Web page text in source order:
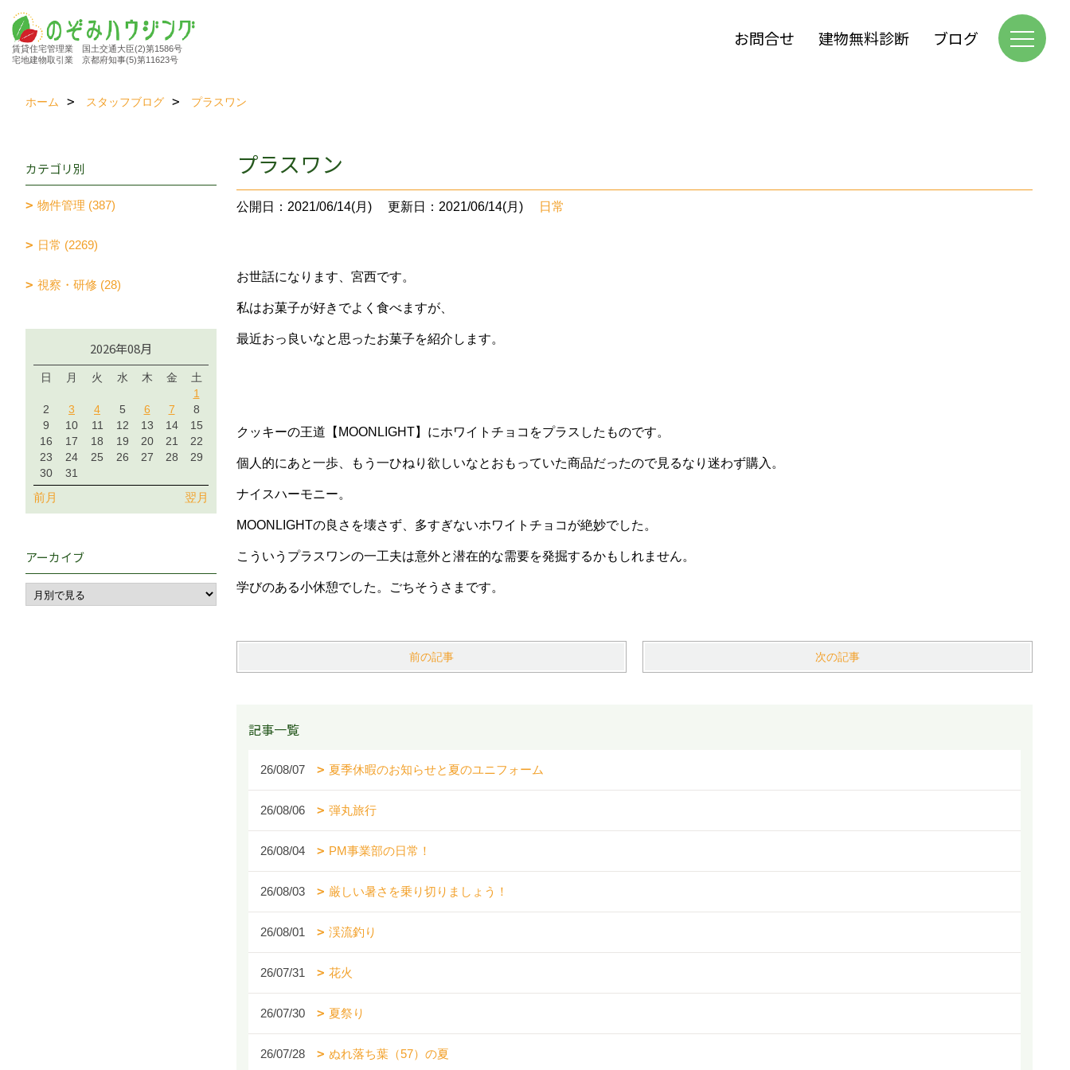
賃貸住宅管理業 国土交通大臣(2)第1586号
宅地建物取引業 京都府知事(5)第11623号
お問合せ 建物無料診断 ブログ
ホーム スタッフブログ プラスワン
プラスワン
公開日：2021/06/14(月) 更新日：2021/06/14(月) 日常
お世話になります、宮西です。
私はお菓子が好きでよく食べますが、
最近おっ良いなと思ったお菓子を紹介します。
クッキーの王道 【 MOONLIGHT】にホワイトチョコをプラスしたものです。
個人的にあと一歩、もう一ひねり欲しいなとおもっていた商品だったので見るなり迷わず購入。
ナイスハーモニー。
MOONLIGHTの良さを壊さず、多すぎないホワイトチョコが絶妙でした。
こういうプラスワンの一工夫は意外と潜在的な需要を発掘するかもしれません。
学びのある小休憩でした。ごちそうさまです。
前の記事 次の記事
記事一覧
26/08/07 夏季休暇のお知らせと夏のユニフォーム
26/08/06 弾丸旅行
26/08/04 PM事業部の日常！
26/08/03 厳しい暑さを乗り切りましょう！
26/08/01 渓流釣り
26/07/31 花火
26/07/30 夏祭り
26/07/28 ぬれ落ち葉（57）の夏
カテゴリ別
物件管理 (387)
日常 (2269)
視察・研修 (28)
2026年08月
日 月 火 水 木 金
土
1
2
3 4 5 6 7
8
9
10 11 12 13 14
15
16
17 18 19 20 21
22
23
24 25 26 27 28
29
30
31
前月 翌月
アーカイブ